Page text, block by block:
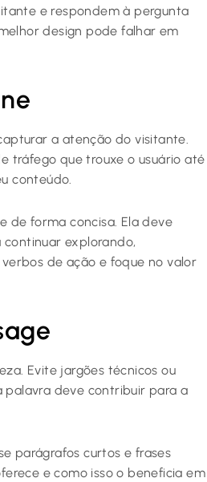
e respondem à pergunta
design pode falhar em
a atenção do visitante.
tráfego que trouxe o usuário até
conteúdo.
de forma concisa. Ela deve
explorando,
de ação e foque no valor
Evite jargões técnicos ou
palavra deve contribuir para a
parágrafos curtos e frases
e como isso o beneficia em